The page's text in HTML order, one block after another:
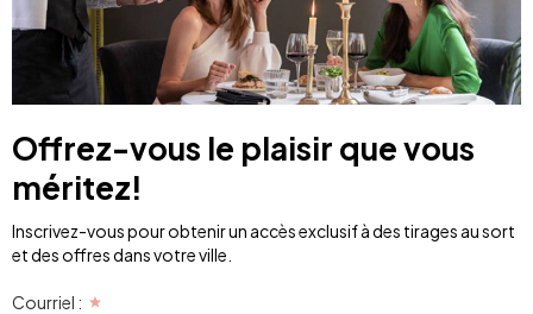
Offrez-vous le plaisir que vous
méritez!
Inscrivez-vous pour obtenir un accès exclusif à des tirages au sort
et des offres dans votre ville.
Courriel :